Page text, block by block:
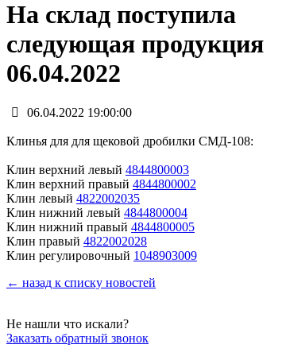
На склад поступила
следующая продукция
06.04.2022
06.04.2022 19:00:00
Клинья для для щековой дробилки СМД-108:
Клин верхний левый 4844800003
Клин верхний правый 4844800002
Клин левый 4822002035
Клин нижний левый 4844800004
Клин нижний правый 4844800005
Клин правый 4822002028
Клин регулировочный 1048903009
← назад к списку новостей
Не нашли что искали?
Заказать обратный звонок